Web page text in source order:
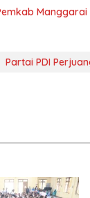
Partai PDI